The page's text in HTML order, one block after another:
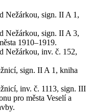
Nežárkou, sign. II A 1,
Nežárkou, sign. II A 3,
1910–1919.
Nežárkou, inv. č. 152,
sign. II A 1, kniha
inv. č. 1113, sign. III
pro města Veselí a